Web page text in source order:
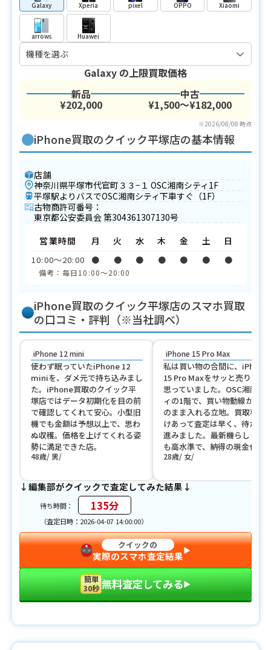
Galaxy Xperia pixel OPPO Xiaomi
arrows Huawei
Galaxy の上限買取価格
新品
¥202,000
中古
¥1,500〜¥182,000
※2026/08/08 時点
iPhone買取のクイック平塚店の基本情報
店舗
神奈川県平塚市代官町３３−１ OSC湘南シティ1F
平塚駅よりバスでOSC湘南シティ下車すぐ（1F）
古物商許可番号：
東京都公安委員会 第304361307130号
営業時間
10:00〜20:00
月
●
火
●
水
●
木
●
金
●
土
●
日
●
備考：毎日10:00〜20:00
iPhone買取のクイック平塚店のスマホ買取
の口コミ・評判（※当社調べ）
iPhone 12 mini
使わず眠っていたiPhone 12
miniを、ダメ元で持ち込みまし
た。iPhone買取のクイック平
塚店ではデータ初期化を目の前
で確認してくれて安心。小型旧
機でも金額は予想以上で、思わ
ぬ収穫。価格を上げてくれる姿
勢に満足できた店。
48歳 男
iPhone 15 Pro Max
私は買い物の合間に、iPhone
15 Pro Maxをサッと売りたい
思っていました。OSC湘南シ
ィの1階で、買い物動線からそ
のまま入れる立地。買取専門
けあって査定は早く、待たず
進みました。最新機らしく金
も高水準で、納得の現金化。
28歳 女
↓編集部がクイックで査定してみた結果↓
待ち時間： 135分
（査定日時：2026-04-07 14:00:00）
クイックの
実際のスマホ査定結果▶︎
簡単
30秒 無料査定してみる▶︎